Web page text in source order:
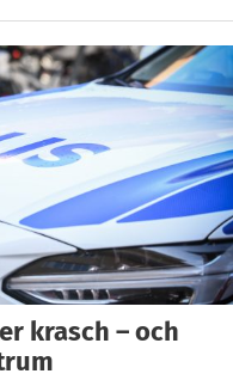
krasch – och